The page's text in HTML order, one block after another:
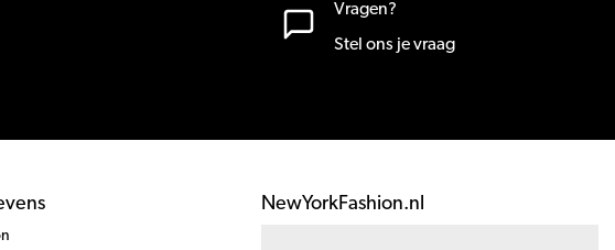
Vragen?
Stel ons je vraag
NewYorkFashion.nl